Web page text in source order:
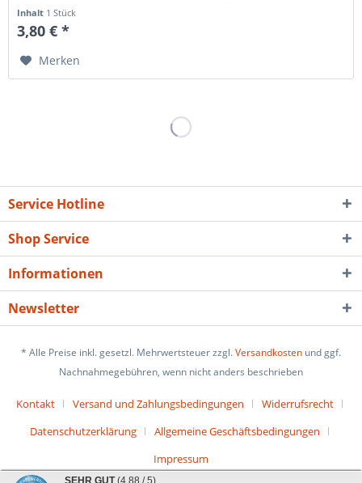
Inhalt 1 Stück
3,80 € *
Merken
Service Hotline
Shop Service
Informationen
Newsletter
* Alle Preise inkl. gesetzl. Mehrwertsteuer zzgl.Versandkosten und ggf.
Nachnahmegebühren, wenn nicht anders beschrieben
Kontakt Versand und Zahlungsbedingungen
Widerrufsrecht
Datenschutzerklärung
Allgemeine Geschäftsbedingungen
Impressum
SEHR GUT (4.88 / 5)